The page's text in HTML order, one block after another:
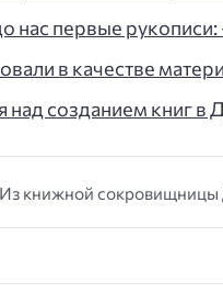
нас первые рукописи:
в качестве
над созданием книг в
книжной